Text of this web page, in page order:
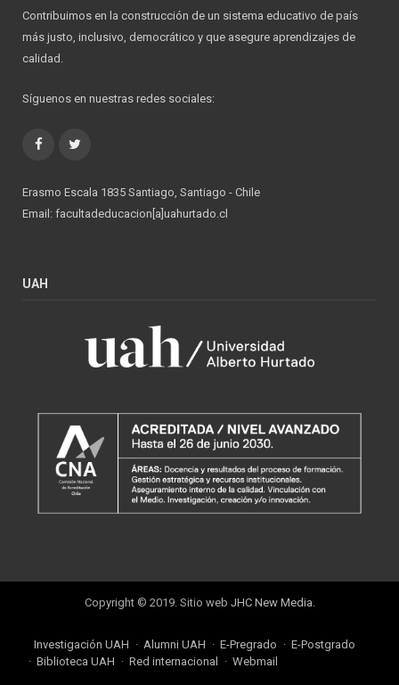
Contribuimos en la construcción de un sistema educativo de país
más justo, inclusivo, democrático y que asegure aprendizajes de
calidad.
Síguenos en nuestras redes sociales:
Facebook
Erasmo Escala 1835 Santiago, Santiago - Chile
Email: facultadeducacion[a]uahurtado.cl
UAH
Copyright © 2019. Sitio web JHC New Media.
Investigación UAH Alumni UAH E-Pregrado
E-Postgrado
Biblioteca UAH
Red internacional Webmail